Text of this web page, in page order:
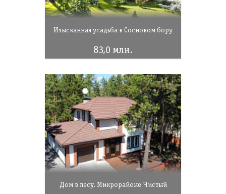
Изысканная усадьба в Сосновом бору
83,0 млн.
Дом в лесу. Микрорайоне Чистый